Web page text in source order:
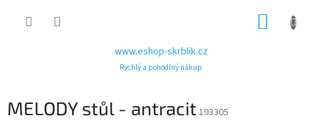
www.eshop-skrblik.cz
Rychlý a pohodlný nákup
MELODY stůl - antracit193305